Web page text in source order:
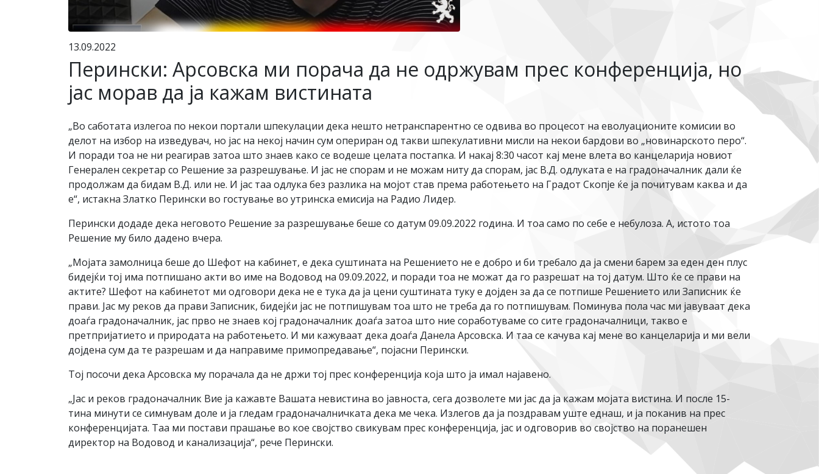
13.09.2022
Перински: Арсовска ми порача да не одржувам прес конференција, но
јас морав да ја кажам вистината
„Во саботата излегоа по некои портали шпекулации дека нешто нетранспарентно се одвива во процесот на еволуационите комисии во
делот на избор на изведувач, но јас на некој начин сум опериран од такви шпекулативни мисли на некои бардови во „новинарското перо“.
И поради тоа не ни реагирав затоа што знаев како се водеше целата постапка. И накај 8:30 часот кај мене влета во канцеларија новиот
Генерален секретар со Решение за разрешување. И јас не спорам и не можам ниту да спорам, јас В.Д. одлуката е на градоначалник дали ќе
продолжам да бидам В.Д. или не. И јас таа одлука без разлика на мојот став према работењето на Градот Скопје ќе ја почитувам каква и да
е“, истакна Златко Перински во гостување во утринска емисија на Радио Лидер.
Перински додаде дека неговото Решение за разрешување беше со датум 09.09.2022 година. И тоа само по себе е небулоза. А, истото тоа
Решение му било дадено вчера.
„Мојата замолница беше до Шефот на кабинет, е дека суштината на Решението не е добро и би требало да ја смени барем за еден ден плус
бидејќи тој има потпишано акти во име на Водовод на 09.09.2022, и поради тоа не можат да го разрешат на тој датум. Што ќе се прави на
актите? Шефот на кабинетот ми одговори дека не е тука да ја цени суштината туку е дојден за да се потпише Решението или Записник ќе
прави. Јас му реков да прави Записник, бидејќи јас не потпишувам тоа што не треба да го потпишувам. Поминува пола час ми јавуваат дека
доаѓа градоначалник, јас прво не знаев кој градоначалник доаѓа затоа што ние соработуваме со сите градоначалници, такво е
претпријатието и природата на работењето. И ми кажуваат дека доаѓа Данела Арсовска. И таа се качува кај мене во канцеларија и ми вели
дојдена сум да те разрешам и да направиме примопредавање“, појасни Перински.
Тој посочи дека Арсовска му порачала да не држи тој прес конференција која што ја имал најавено.
„Јас и реков градоначалник Вие ја кажавте Вашата невистина во јавноста, сега дозволете ми јас да ја кажам мојата вистина. И после 15-
тина минути се симнувам доле и ја гледам градоначалничката дека ме чека. Излегов да ја поздравам уште еднаш, и ја поканив на прес
конференцијата. Таа ми постави прашање во кое својство свикувам прес конференција, јас и одговорив во својство на поранешен
директор на Водовод и канализација“, рече Перински.